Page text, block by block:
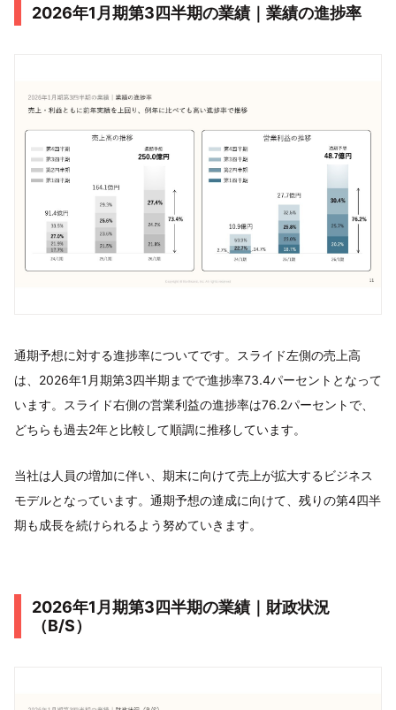
2026年1月期第3四半期の業績｜業績の進捗率
通期予想に対する進捗率についてです。スライド左側の売上高
は、2026年1月期第3四半期までで進捗率73.4パーセントとなって
います。スライド右側の営業利益の進捗率は76.2パーセントで、
どちらも過去2年と比較して順調に推移しています。
当社は人員の増加に伴い、期末に向けて売上が拡大するビジネス
モデルとなっています。通期予想の達成に向けて、残りの第4四半
期も成長を続けられるよう努めていきます。
2026年1月期第3四半期の業績｜財政状況
（B/S）